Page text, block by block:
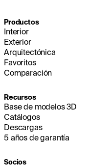
Productos
Interior
Exterior
Arquitectónica
Favoritos
Comparación
Recursos
Base de modelos 3D
Catálogos
Descargas
5 años de garantía
Socios